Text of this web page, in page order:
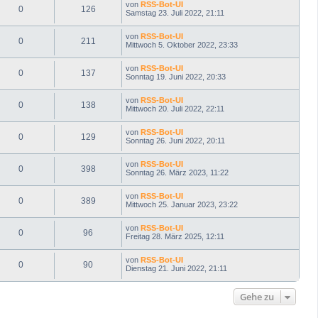
0 126 von RSS-Bot-UI
Samstag 23. Juli 2022, 21:11
0 211 von RSS-Bot-UI
Mittwoch 5. Oktober 2022, 23:33
0 137 von RSS-Bot-UI
Sonntag 19. Juni 2022, 20:33
0 138 von RSS-Bot-UI
Mittwoch 20. Juli 2022, 22:11
0 129 von RSS-Bot-UI
Sonntag 26. Juni 2022, 20:11
0 398 von RSS-Bot-UI
Sonntag 26. März 2023, 11:22
0 389 von RSS-Bot-UI
Mittwoch 25. Januar 2023, 23:22
0 96 von RSS-Bot-UI
Freitag 28. März 2025, 12:11
0 90 von RSS-Bot-UI
Dienstag 21. Juni 2022, 21:11
Gehe zu